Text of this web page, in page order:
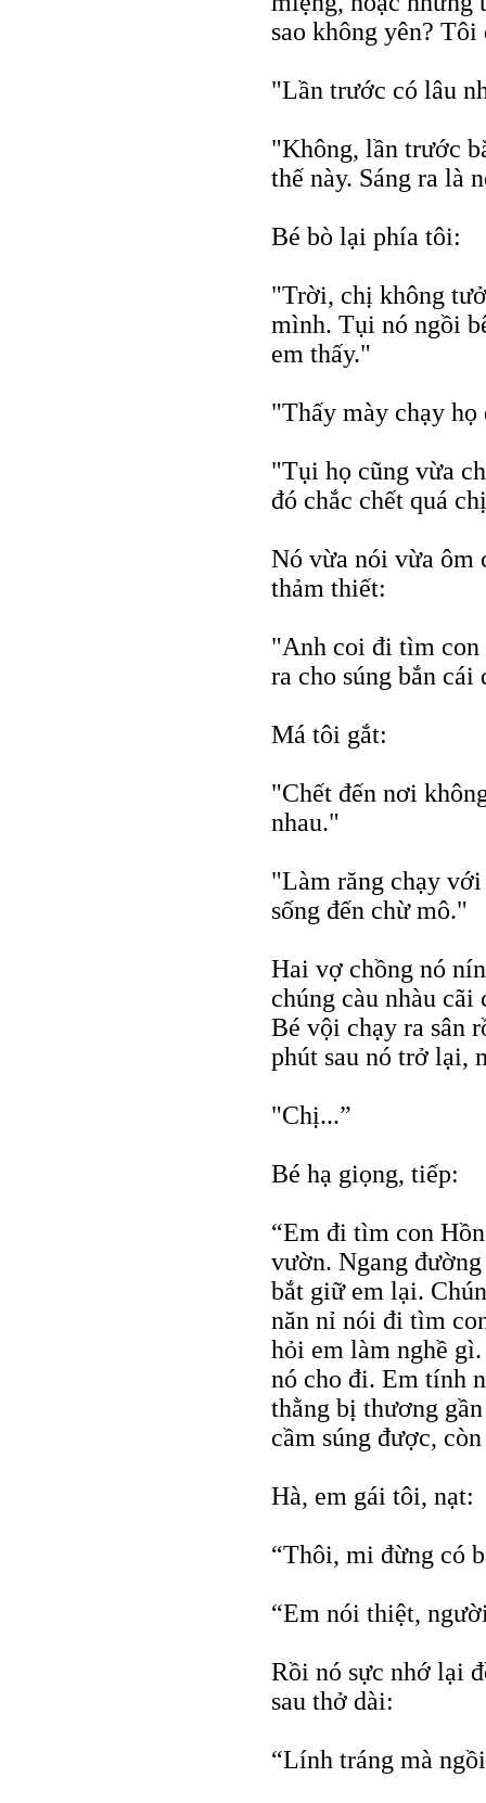
sao không yên?
"Lần trước có lâu
"Không, lần trước
thế này. Sáng ra là
Bé bò lại phía tôi:
"Trời, chị không
mình. Tụi nó ngồi
em thấy."
"Thấy mày chạy họ
"Tụi họ cũng vừa
đó chắc chết quá
Nó vừa nói vừa ôm
thảm thiết:
"Anh coi đi tìm con
ra cho súng bắn
Má tôi gắt:
"Chết đến nơi
nhau."
"Làm răng chạy
sống đến chừ mô."
Hai vợ chồng nó
chúng càu nhàu
Bé vội chạy ra sân
phút sau nó trở lại,
"Chị...”
Bé hạ giọng, tiếp:
“Em đi tìm con
vườn. Ngang
bắt giữ em lại.
năn nỉ nói đi tìm
hỏi em làm nghề
nó cho đi. Em tính
thằng bị thương
cầm súng được,
Hà, em gái tôi, nạt:
“Thôi, mi đừng có
“Em nói thiệt,
Rồi nó sực nhớ lại
sau thở dài:
“Lính tráng mà